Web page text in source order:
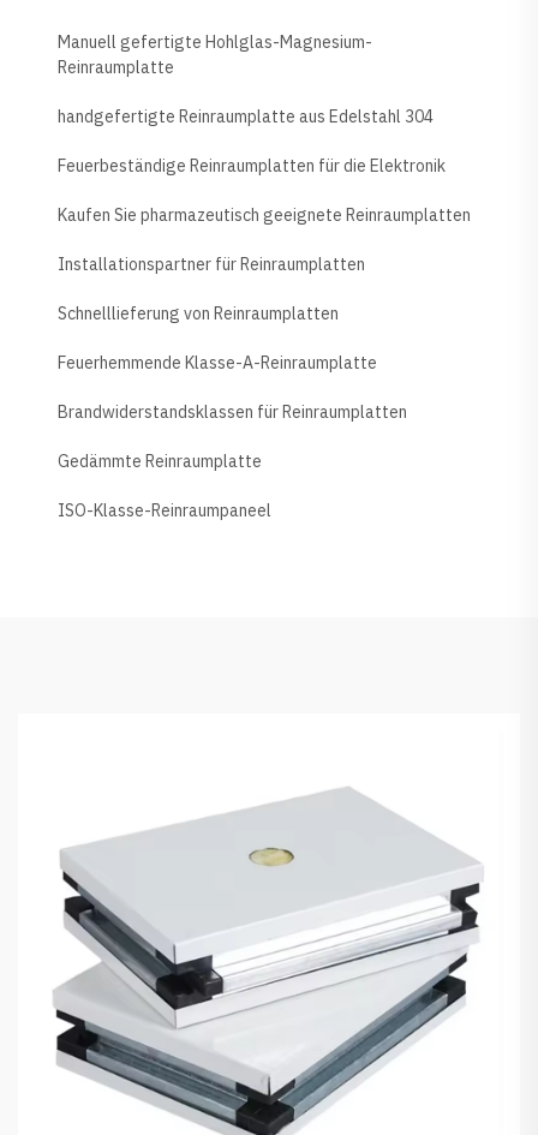
Manuell gefertigte Hohlglas-Magnesium-
Reinraumplatte
handgefertigte Reinraumplatte aus Edelstahl 304
Feuerbeständige Reinraumplatten für die Elektronik
Kaufen Sie pharmazeutisch geeignete Reinraumplatten
Installationspartner für Reinraumplatten
Schnelllieferung von Reinraumplatten
Feuerhemmende Klasse-A-Reinraumplatte
Brandwiderstandsklassen für Reinraumplatten
Gedämmte Reinraumplatte
ISO-Klasse-Reinraumpaneel